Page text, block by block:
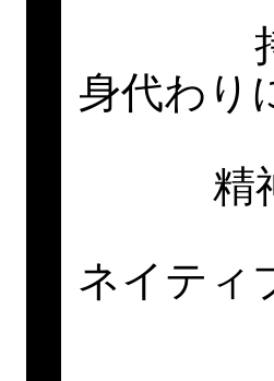
身代わり
精
ネイティ